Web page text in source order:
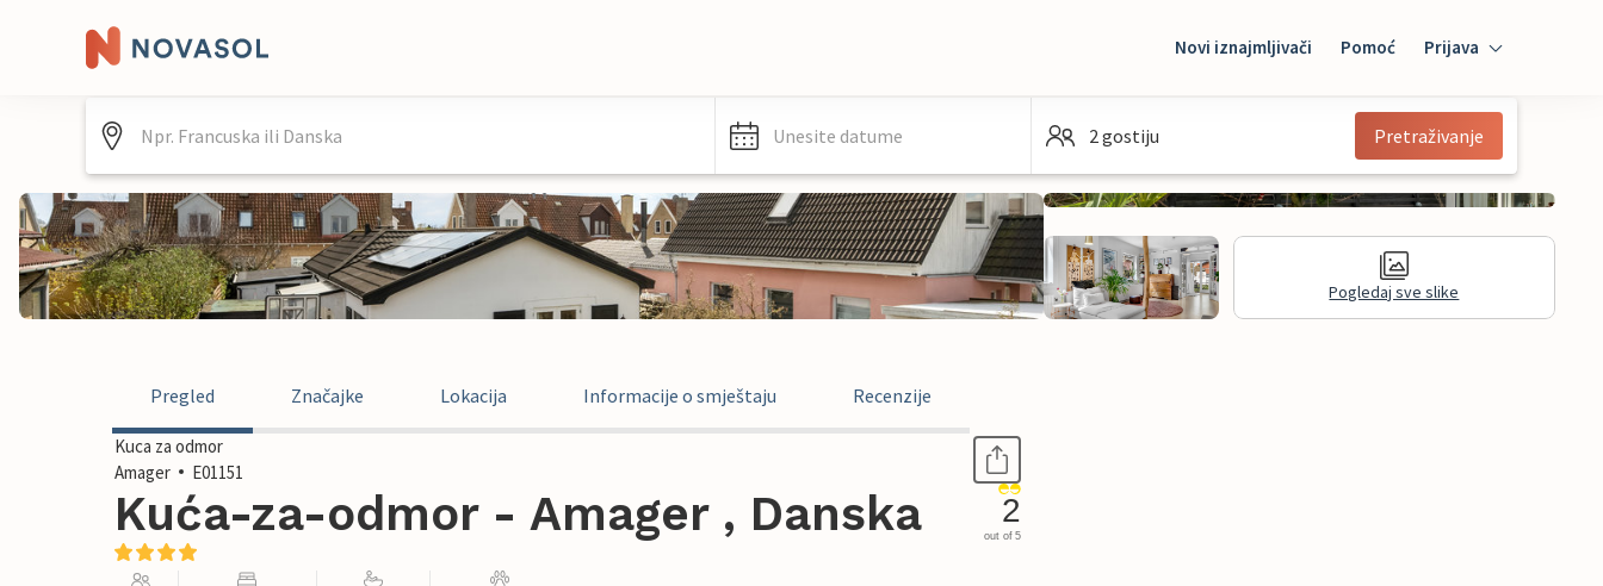
Novi iznajmljivači Pomoć Prijava
Mybooking
Unesite datume 2 gostiju Pretraživanje
Pogledaj sve slike
Pregled Značajke Lokacija Informacije o smještaju Recenzije
Kuca za odmor
Amager
E01151
Kuća-za-odmor - Amager , Danska 2
out of 5